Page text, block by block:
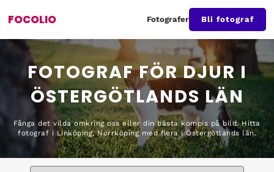
FOCOLIO Fotografer Bli fotograf
FOTOGRAF FÖR DJUR I
ÖSTERGÖTLANDS LÄN
Fånga det vilda omkring oss eller din bästa kompis på bild. Hitta
fotograf i Linköping, Norrköping med flera i Östergötlands län.